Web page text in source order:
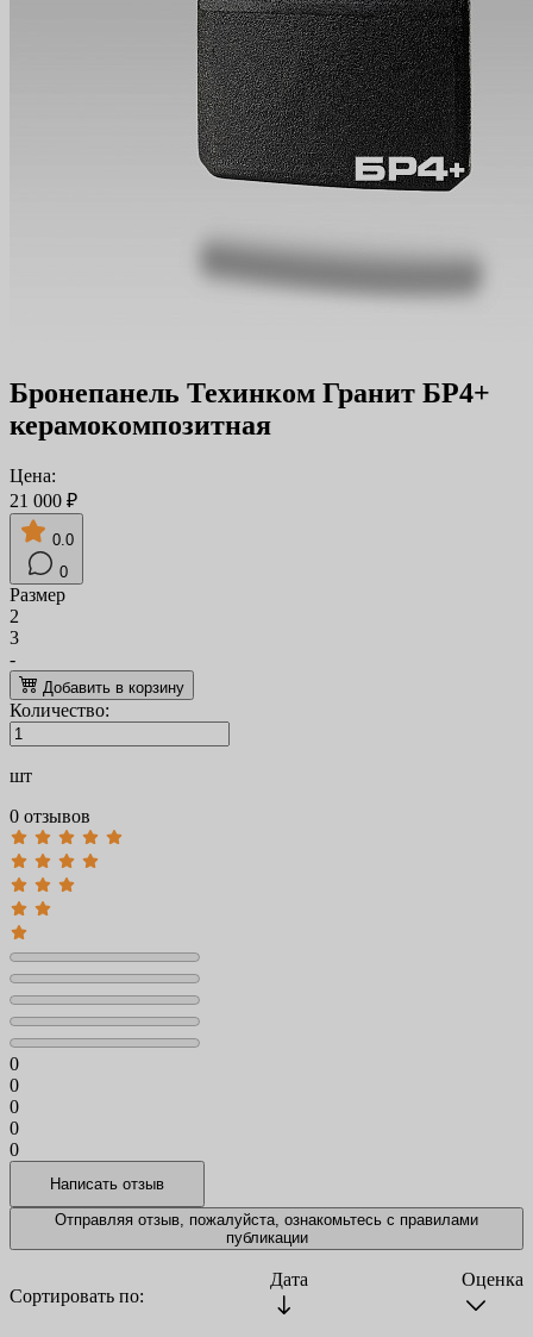
Бронепанель Техинком Гранит БР4+
керамокомпозитная
Цена:
21 000 ₽
0.0
0
Размер
2
3
-
Добавить в корзину
Количество:
шт
0 отзывов
0
0
0
0
0
Отправляя отзыв, пожалуйста, ознакомьтесь с правилами
публикации
Сортировать по:
Дата Оценка